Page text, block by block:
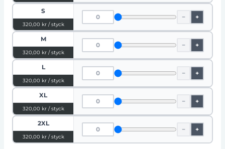
S
320,00 kr / styck
− +
M
320,00 kr / styck
− +
L
320,00 kr / styck
− +
XL
320,00 kr / styck
− +
2XL
320,00 kr / styck
− +